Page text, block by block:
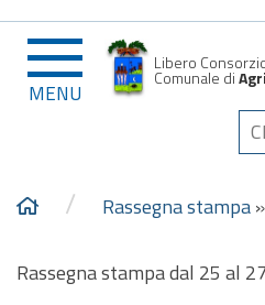
MENU
Libero
Comunale di
/ Rassegna stampa»
Rassegna stampa dal 25 al